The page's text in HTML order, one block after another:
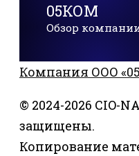
05КОМ
Обзор
Компания ООО
© 2024-2026 CIO-
защищены.
Копирование